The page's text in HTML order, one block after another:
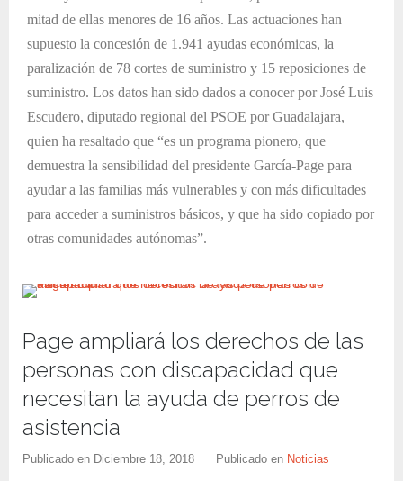
mitad de ellas menores de 16 años. Las actuaciones han
supuesto la concesión de 1.941 ayudas económicas, la
paralización de 78 cortes de suministro y 15 reposiciones de
suministro. Los datos han sido dados a conocer por José Luis
Escudero, diputado regional del PSOE por Guadalajara,
quien ha resaltado que “es un programa pionero, que
demuestra la sensibilidad del presidente García-Page para
ayudar a las familias más vulnerables y con más dificultades
para acceder a suministros básicos, y que ha sido copiado por
otras comunidades autónomas”.
Page ampliará los derechos de las
personas con discapacidad que
necesitan la ayuda de perros de
asistencia
Publicado en Diciembre 18, 2018 Publicado en Noticias